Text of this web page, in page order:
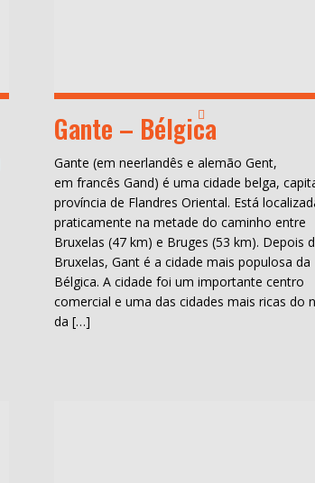
Gante – Bélgica
Gante (em neerlandês e alemão Gent,
em francês Gand) é uma cidade belga,
província de Flandres Oriental. Está
praticamente na metade do caminho entre
Bruxelas (47 km) e Bruges (53 km). Depois
Bruxelas, Gant é a cidade mais populosa da
Bélgica. A cidade foi um importante centro
comercial e uma das cidades mais ricas do
da […]